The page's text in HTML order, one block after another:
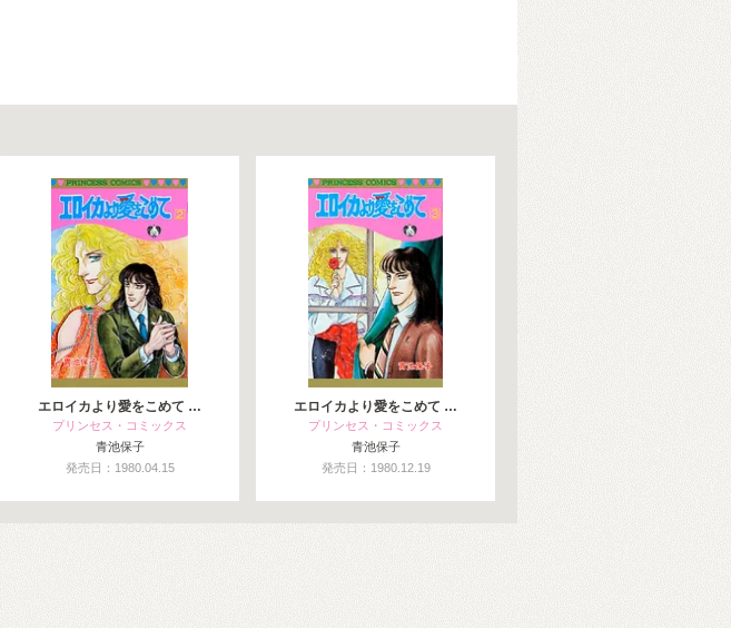
エロイカより愛をこめて …
プリンセス・コミックス
青池保子
発売日：1980.04.15
エロイカより愛をこめて …
プリンセス・コミックス
青池保子
発売日：1980.12.19